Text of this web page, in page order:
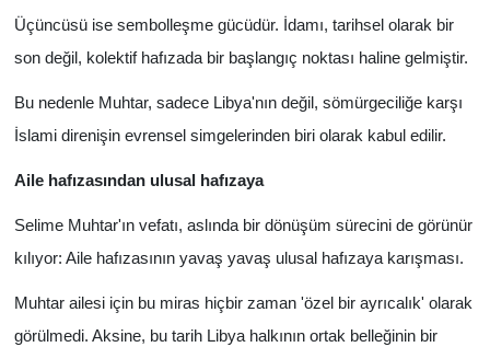
Üçüncüsü ise sembolleşme gücüdür. İdamı, tarihsel olarak bir
son değil, kolektif hafızada bir başlangıç noktası haline gelmiştir.
Bu nedenle Muhtar, sadece Libya'nın değil, sömürgeciliğe karşı
İslami direnişin evrensel simgelerinden biri olarak kabul edilir.
Aile hafızasından ulusal hafızaya
Selime Muhtar'ın vefatı, aslında bir dönüşüm sürecini de görünür
kılıyor: Aile hafızasının yavaş yavaş ulusal hafızaya karışması.
Muhtar ailesi için bu miras hiçbir zaman 'özel bir ayrıcalık' olarak
görülmedi. Aksine, bu tarih Libya halkının ortak belleğinin bir